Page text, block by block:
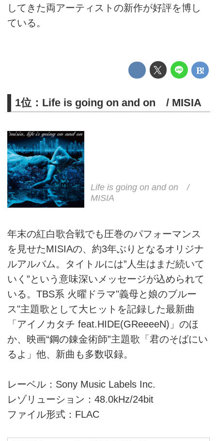
してきた両アーティストの新作が好評を博し
ている。
1位：Life is going on and on / MISIA
Life is going on and on /
MISIA
年末の紅白歌合戦でも圧巻のパフォーマンス
を見せたMISIAの、約3年ぶりとなるオリジナ
ルアルバム。タイトルには”人生はまだ続いて
いく”という意味深いメッセージが込められて
いる。TBS系 火曜ドラマ"義母と娘のブルー
ス"主題歌として大ヒットを記録した最新曲
「アイノカタチ feat.HIDE(GReeeeN)」のほ
か、映画“鋼の錬金術師”主題歌「君のそばにい
るよ」他、新曲も多数収録。
レーベル：Sony Music Labels Inc.
レゾリューション：48.0kHz/24bit
ファイル形式：FLAC